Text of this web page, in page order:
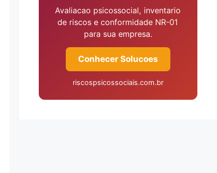
Avaliacao psicossocial, inventario
de riscos e conformidade NR-01
para sua empresa.
Conhecer Solucoes
riscospsicossociais.com.br